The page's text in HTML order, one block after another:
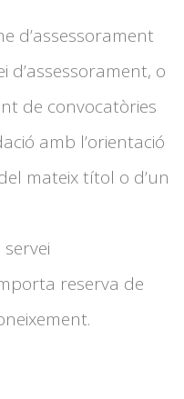
d’assessorament
d’assessorament, o
de convocatòries
amb l’orientació
mateix títol o d’un
reserva de